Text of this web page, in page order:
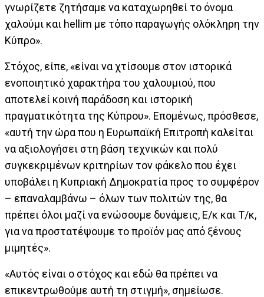
γνωρίζετε ζητήσαμε να καταχωρηθεί το όνομα
χαλούμι και hellim με τόπο παραγωγής ολόκληρη την
Κύπρο».
Στόχος, είπε, «είναι να χτίσουμε στον ιστορικά
ενοποιητικό χαρακτήρα του χαλουμιού, που
αποτελεί κοινή παράδοση και ιστορική
πραγματικότητα της Κύπρου». Επομένως, πρόσθεσε,
«αυτή την ώρα που η Ευρωπαϊκή Επιτροπή καλείται
να αξιολογήσει στη βάση τεχνικών και πολύ
συγκεκριμένων κριτηρίων τον φάκελο που έχει
υποβάλει η Κυπριακή Δημοκρατία προς το συμφέρον
– επαναλαμβάνω – όλων των πολιτών της, θα
πρέπει όλοι μαζί να ενώσουμε δυνάμεις, Ε/κ και Τ/κ,
για να προστατέψουμε το προϊόν μας από ξένους
μιμητές».
«Αυτός είναι ο στόχος και εδώ θα πρέπει να
επικεντρωθούμε αυτή τη στιγμή», σημείωσε.